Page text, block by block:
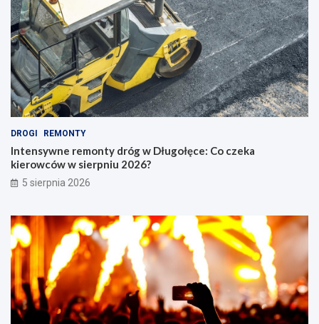
DROGI REMONTY
Intensywne remonty dróg w Długołęce: Co czeka
kierowców w sierpniu 2026?
5 sierpnia 2026